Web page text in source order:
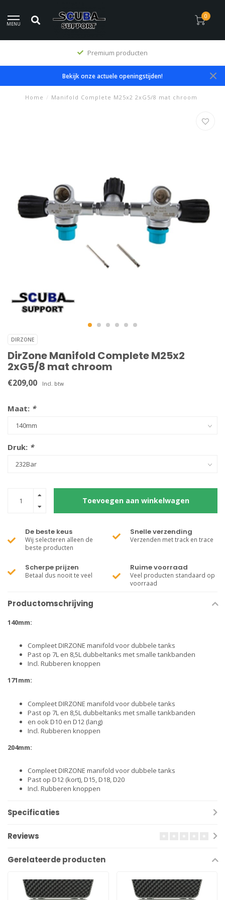
MENU
0
Premium producten
Bekijk onze actuele openingstijden!
Home / Manifold Complete M25x2 2xG5/8 mat chroom
DIRZONE
DirZone Manifold Complete M25x2
2xG5/8 mat chroom
€209,00 Incl. btw
Maat: *
Druk: *
Toevoegen aan winkelwagen
De beste keus
Wij selecteren alleen de
beste producten
Snelle verzending
Verzenden met track en trace
Scherpe prijzen
Betaal dus nooit te veel
Ruime voorraad
Veel producten standaard op
voorraad
Productomschrijving
140mm:
Compleet DIRZONE manifold voor dubbele tanks
Past op 7L en 8,5L dubbeltanks met smalle tankbanden
Incl. Rubberen knoppen
171mm:
Compleet DIRZONE manifold voor dubbele tanks
Past op 7L en 8,5L dubbeltanks met smalle tankbanden
en ook D10 en D12 (lang)
Incl. Rubberen knoppen
204mm:
Compleet DIRZONE manifold voor dubbele tanks
Past op D12 (kort), D15, D18, D20
Incl. Rubberen knoppen
Specificaties
Reviews
Gerelateerde producten